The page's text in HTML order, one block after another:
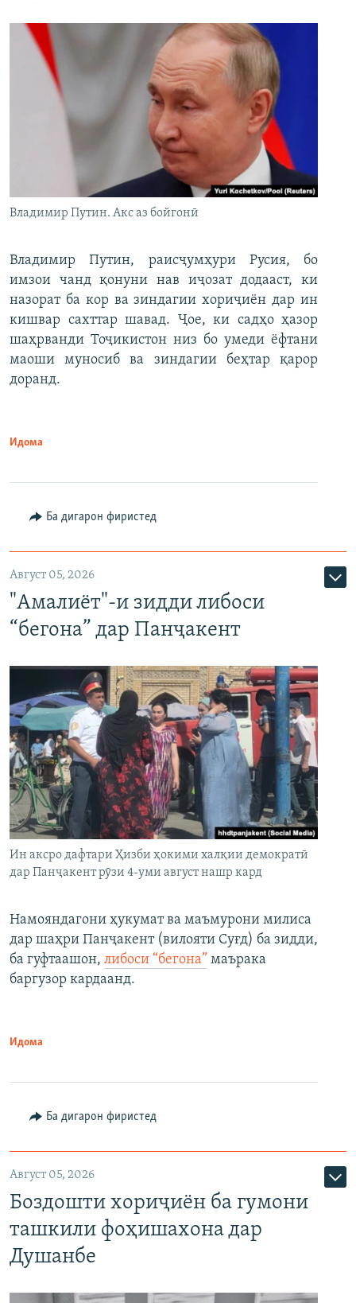
Владимир Путин. Акс аз бойгонӣ
Владимир Путин, раисҷумҳури Русия, бо
имзои чанд қонуни нав иҷозат додааст, ки
назорат ба кор ва зиндагии хориҷиён дар ин
кишвар сахттар шавад. Ҷое, ки садҳо ҳазор
шаҳрванди Тоҷикистон низ бо умеди ёфтани
маоши муносиб ва зиндагии беҳтар қарор
доранд.
Идома
Ба дигарон фиристед
Август 05, 2026
"Амалиёт"-и зидди либоси
“бегона” дар Панҷакент
Ин аксро дафтари Ҳизби ҳокими халқии демократӣ
дар Панҷакент рӯзи 4-уми август нашр кард
Намояндагони ҳукумат ва маъмурони милиса
дар шаҳри Панҷакент (вилояти Суғд) ба зидди,
ба гуфтаашон, либоси “бегона” маърака
баргузор кардаанд.
Идома
Ба дигарон фиристед
Август 05, 2026
Боздошти хориҷиён ба гумони
ташкили фоҳишахона дар
Душанбе